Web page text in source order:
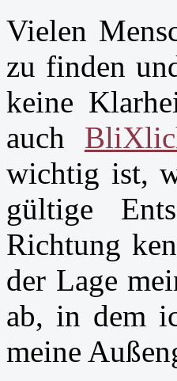
Vielen
zu finden
keine
auch
wichtig ist,
gültige
Richtung
der Lage
ab, in dem
meine